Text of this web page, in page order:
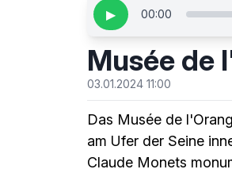
▶ 00:00
Musée de
03.01.2024 11:00
Das Musée de
am Ufer der Seine
Claude Monets